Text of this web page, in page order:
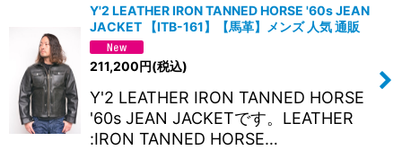
Y'2 LEATHER IRON TANNED HORSE '60s JEAN
JACKET 【ITB-161】【馬革】メンズ 人気 通販
211,200円(税込)
Y'2 LEATHER IRON TANNED HORSE
'60s JEAN JACKETです。LEATHER
:IRON TANNED HORSE…